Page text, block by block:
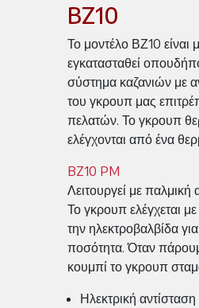
BZ10
Το μοντέλο ΒΖ10 είναι
εγκατασταθεί
σύστημα καζανιών με
του γκρουπ μας
πελατών. Το γκρουπ
ελέγχονται από ένα
BZ10 PM
Λειτουργεί με παλμική
Το γκρουπ ελέγχεται
την ηλεκτροβαλβίδα
ποσότητα. Όταν
κουμπί το γκρουπ
Ηλεκτρική αντίσταση